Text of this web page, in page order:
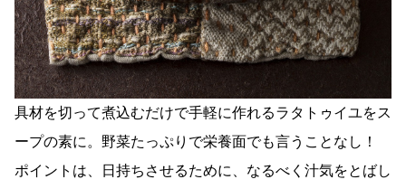
具材を切って煮込むだけで手軽に作れるラタトゥイユをス
ープの素に。野菜たっぷりで栄養面でも言うことなし！
ポイントは、日持ちさせるために、なるべく汁気をとばし